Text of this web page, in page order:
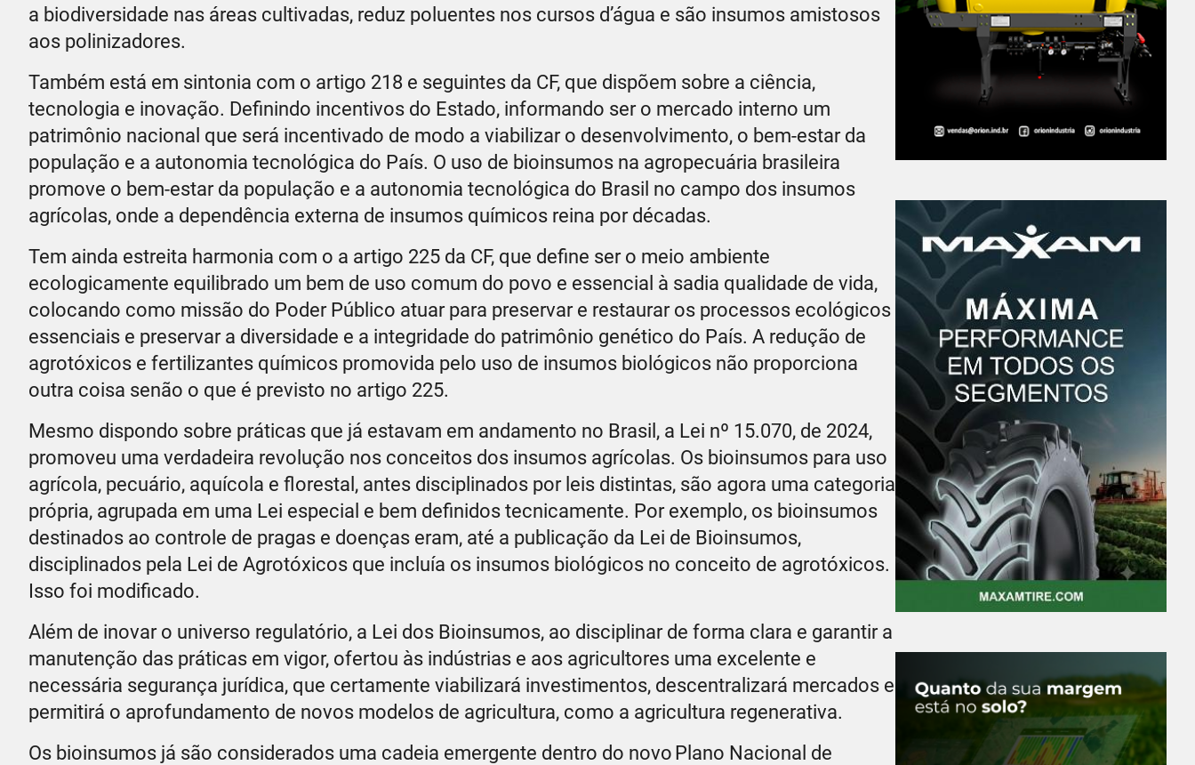
a biodiversidade nas áreas cultivadas, reduz poluentes nos cursos d’água e são insumos amistosos
aos polinizadores.
Também está em sintonia com o artigo 218 e seguintes da CF, que dispõem sobre a ciência,
tecnologia e inovação. Definindo incentivos do Estado, informando ser o mercado interno um
patrimônio nacional que será incentivado de modo a viabilizar o desenvolvimento, o bem-estar da
população e a autonomia tecnológica do País. O uso de bioinsumos na agropecuária brasileira
promove o bem-estar da população e a autonomia tecnológica do Brasil no campo dos insumos
agrícolas, onde a dependência externa de insumos químicos reina por décadas.
Tem ainda estreita harmonia com o a artigo 225 da CF, que define ser o meio ambiente
ecologicamente equilibrado um bem de uso comum do povo e essencial à sadia qualidade de vida,
colocando como missão do Poder Público atuar para preservar e restaurar os processos ecológicos
essenciais e preservar a diversidade e a integridade do patrimônio genético do País. A redução de
agrotóxicos e fertilizantes químicos promovida pelo uso de insumos biológicos não proporciona
outra coisa senão o que é previsto no artigo 225.
Mesmo dispondo sobre práticas que já estavam em andamento no Brasil, a Lei nº 15.070, de 2024,
promoveu uma verdadeira revolução nos conceitos dos insumos agrícolas. Os bioinsumos para uso
agrícola, pecuário, aquícola e florestal, antes disciplinados por leis distintas, são agora uma categoria
própria, agrupada em uma Lei especial e bem definidos tecnicamente. Por exemplo, os bioinsumos
destinados ao controle de pragas e doenças eram, até a publicação da Lei de Bioinsumos,
disciplinados pela Lei de Agrotóxicos que incluía os insumos biológicos no conceito de agrotóxicos.
Isso foi modificado.
Além de inovar o universo regulatório, a Lei dos Bioinsumos, ao disciplinar de forma clara e garantir a
manutenção das práticas em vigor, ofertou às indústrias e aos agricultores uma excelente e
necessária segurança jurídica, que certamente viabilizará investimentos, descentralizará mercados e
permitirá o aprofundamento de novos modelos de agricultura, como a agricultura regenerativa.
Os bioinsumos já são considerados uma cadeia emergente dentro do novo Plano Nacional de